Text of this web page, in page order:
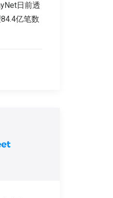
日前透
亿笔数